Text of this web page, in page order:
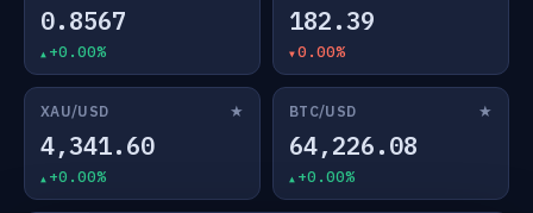
0.8567
+0.00%
182.39
0.00%
XAU/USD ★
4,341.60
+0.00%
BTC/USD ★
64,226.08
+0.00%